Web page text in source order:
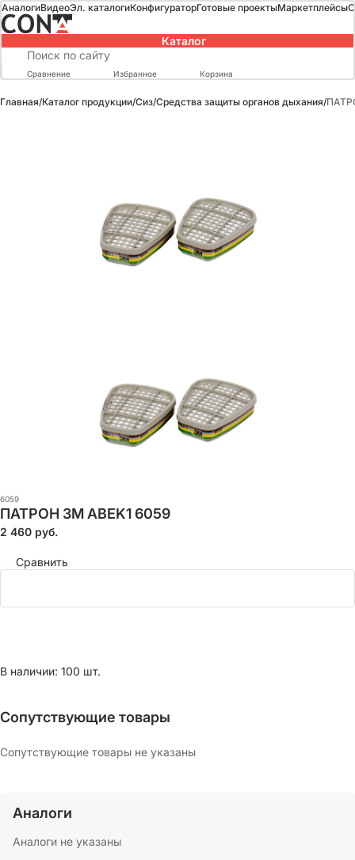
АналогиВидеоЭл. каталогиКонфигураторГотовые проектыМаркетплейсы
Каталог
Сравнение Избранное Корзина
Главная/Каталог продукции/Сиз/Средства защиты органов дыхания/
6059
ПАТРОН 3M ABEK1 6059
2 460 руб.
Сравнить
В наличии: 100 шт.
Сопутствующие товары
Сопутствующие товары не указаны
Аналоги
Аналоги не указаны